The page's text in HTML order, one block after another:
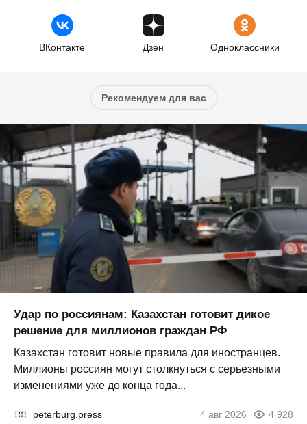
ВКонтакте Дзен Одноклассники
Рекомендуем для вас
Удар по россиянам: Казахстан готовит дикое
решение для миллионов граждан РФ
Казахстан готовит новые правила для иностранцев.
Миллионы россиян могут столкнуться с серьезными
изменениями уже до конца года...
peterburg.press 4 авг 2026 4 928